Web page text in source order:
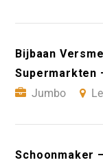
Bijbaan
Supermarkten
Jumbo
Schoonmaker